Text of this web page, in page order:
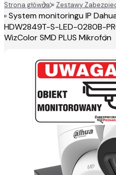
Strona główna» Zestawy
»System monitoringu IP
HDW2849T-S-LED-0280B-
WizColor SMD PLUS Mikrofon